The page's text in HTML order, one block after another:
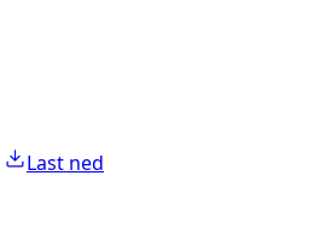
Last ned